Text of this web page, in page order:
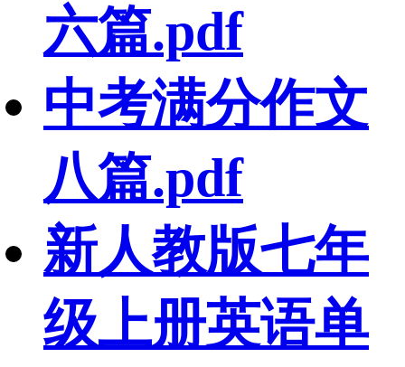
六篇.pdf
中考满分作文
八篇.pdf
新人教版七年
级上册英语单